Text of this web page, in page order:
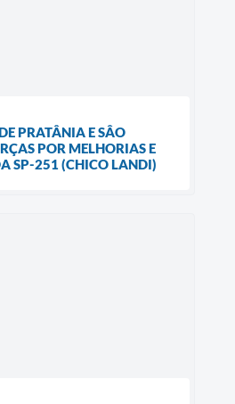
PRATÂNIA E SÂO
POR MELHORIAS E
SP-251 (CHICO LANDI)